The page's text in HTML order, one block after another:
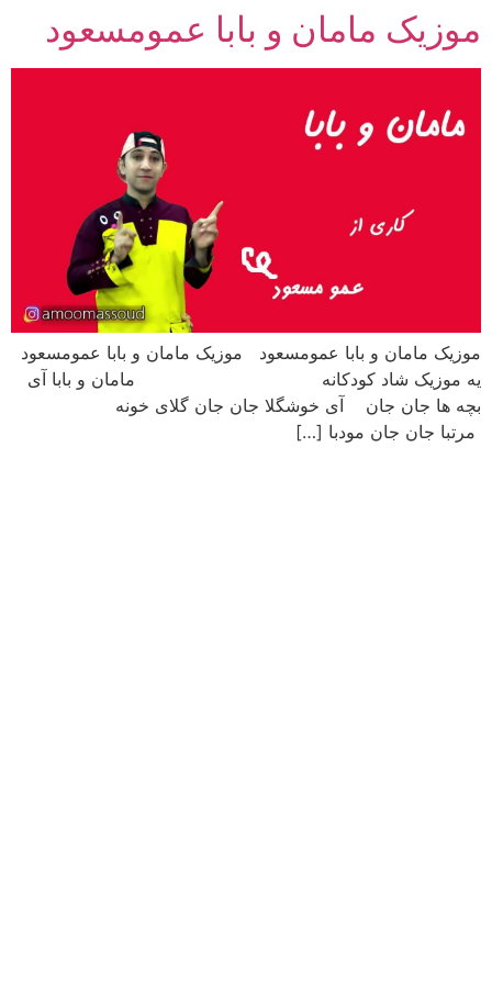
محتوا
موزیک مامان و بابا عمومسعود
موزیک مامان و بابا عمومسعود موزیک مامان و بابا عمومسعود
یه موزیک شاد کودکانه مامان و بابا آی
بچه ها جان جان آی خوشگلا جان جان گلای خونه
مرتبا جان جان مودبا […]